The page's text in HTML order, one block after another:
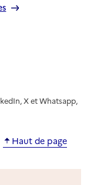
X et Whatsapp,
Haut de page